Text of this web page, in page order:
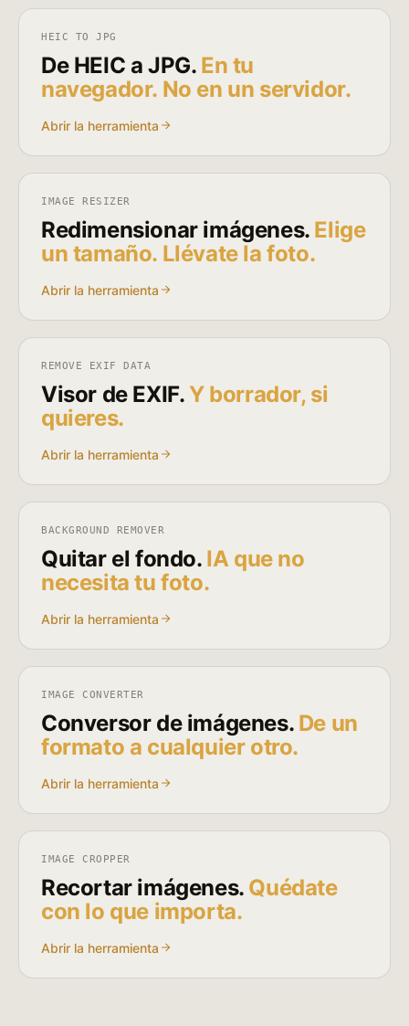
HEIC TO JPG
De HEIC a JPG. En tu
navegador. No en un servidor.
Abrir la herramienta
IMAGE RESIZER
Redimensionar imágenes. Elige
un tamaño. Llévate la foto.
Abrir la herramienta
REMOVE EXIF DATA
Visor de EXIF.Y borrador, si
quieres.
Abrir la herramienta
BACKGROUND REMOVER
Quitar el fondo. IA que no
necesita tu foto.
Abrir la herramienta
IMAGE CONVERTER
Conversor de imágenes. De un
formato a cualquier otro.
Abrir la herramienta
IMAGE CROPPER
Recortar imágenes. Quédate
con lo que importa.
Abrir la herramienta